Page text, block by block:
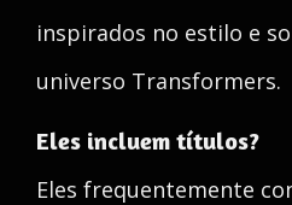
inspirados no estilo e
universo Transformers.
Eles incluem títulos?
Eles frequentemente